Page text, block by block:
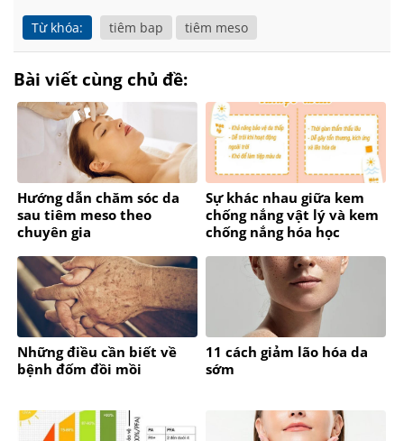
Từ khóa: tiêm bap tiêm meso
Bài viết cùng chủ đề:
Hướng dẫn chăm sóc da
sau tiêm meso theo
chuyên gia
Sự khác nhau giữa kem
chống nắng vật lý và kem
chống nắng hóa học
Những điều cần biết về
bệnh đốm đồi mồi
11 cách giảm lão hóa da
sớm